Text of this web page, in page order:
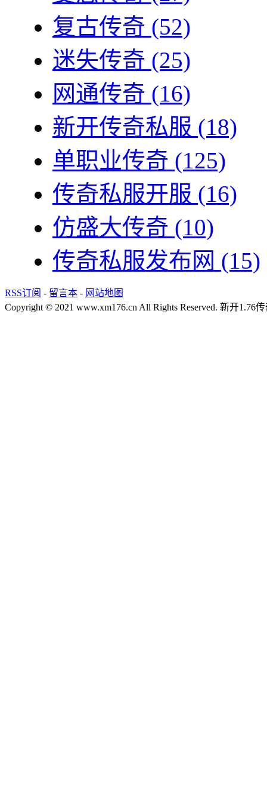
复古传奇 (52)
迷失传奇 (25)
网通传奇 (16)
新开传奇私服 (18)
单职业传奇 (125)
传奇私服开服 (16)
仿盛大传奇 (10)
传奇私服发布网 (15)
RSS订阅 - 留言本 - 网站地图
Copyright © 2021 www.xm176.cn All Rights Reserved. 新开1.76